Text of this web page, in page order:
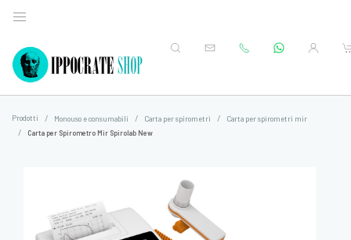
Prodotti Monouso e consumabili Carta per spirometri
Carta per spirometri mir
Carta per Spirometro Mir Spirolab New